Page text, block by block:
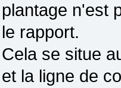
plantage n'est
le rapport.
Cela se situe
et la ligne de